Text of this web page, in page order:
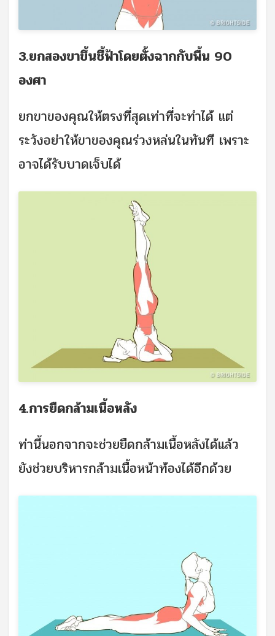
3.ยกสองขาขึ้นชี้ฟ้าโดยตั้งฉากกับพื้น 90
องศา
ยกขาของคุณให้ตรงที่สุดเท่าที่จะทำได้ แต่
ระวังอย่าให้ขาของคุณร่วงหล่นในทันที เพราะ
อาจได้รับบาดเจ็บได้
4.การยืดกล้ามเนื้อหลัง
ท่านี้นอกจากจะช่วยยืดกล้ามเนื้อหลังได้แล้ว
ยังช่วยบริหารกล้ามเนื้อหน้าท้องได้อีกด้วย